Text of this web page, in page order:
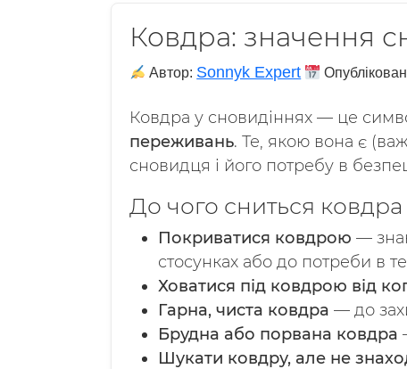
Ковдра: значення
Автор: Sonnyk Expert
Ковдра у сновидіннях — це
переживань. Те, якою вона є
сновидця і його потребу в
До чого сниться
Покриватися ковдрою —
стосунках або до потреби в
Ховатися під ковдрою від
Гарна, чиста ковдра — до
Брудна або порвана ковдра
Шукати ковдру, але не